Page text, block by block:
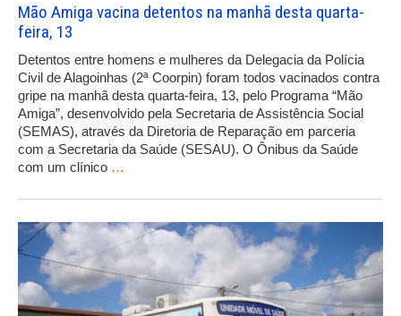
Mão Amiga vacina detentos na manhã desta quarta-
feira, 13
Detentos entre homens e mulheres da Delegacia da Polícia
Civil de Alagoinhas (2ª Coorpin) foram todos vacinados contra
gripe na manhã desta quarta-feira, 13, pelo Programa “Mão
Amiga”, desenvolvido pela Secretaria de Assistência Social
(SEMAS), através da Diretoria de Reparação em parceria
com a Secretaria da Saúde (SESAU). O Ônibus da Saúde
com um clínico …